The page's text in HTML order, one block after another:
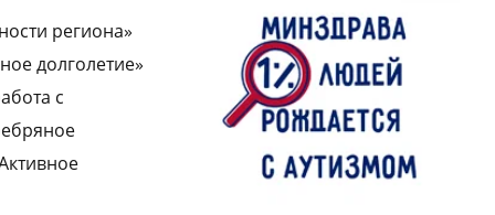
региона»
долголетие»
с